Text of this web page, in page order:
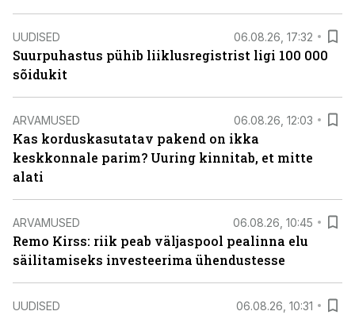
UUDISED 06.08.26, 17:32
Suurpuhastus pühib liiklusregistrist ligi 100 000
sõidukit
ARVAMUSED 06.08.26, 12:03
Kas korduskasutatav pakend on ikka
keskkonnale parim? Uuring kinnitab, et mitte
alati
ARVAMUSED 06.08.26, 10:45
Remo Kirss: riik peab väljaspool pealinna elu
säilitamiseks investeerima ühendustesse
UUDISED 06.08.26, 10:31